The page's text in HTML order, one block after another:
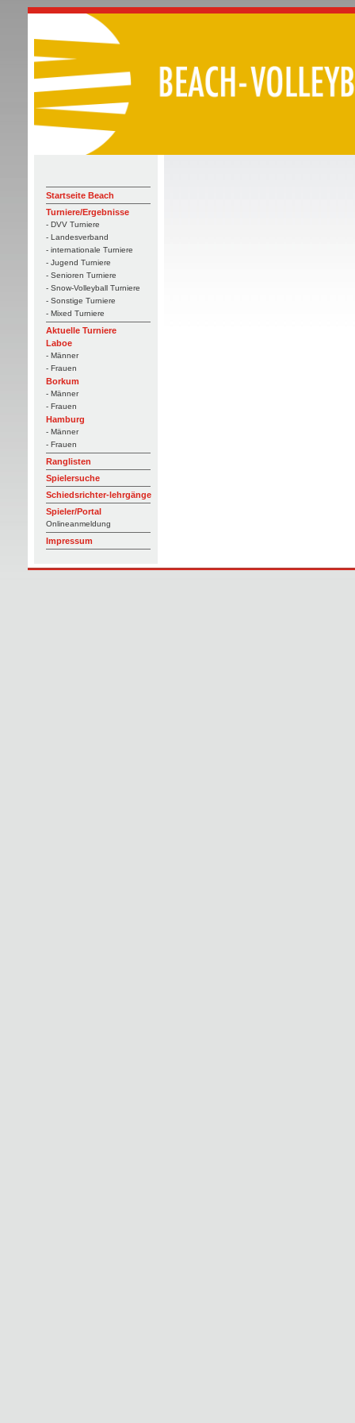
Startseite Beach
Turniere/Ergebnisse
- DVV Turniere
- Landesverband
- internationale Turniere
- Jugend Turniere
- Senioren Turniere
- Snow-Volleyball Turniere
- Sonstige Turniere
- Mixed Turniere
Aktuelle Turniere
Laboe
- Männer
- Frauen
Borkum
- Männer
- Frauen
Hamburg
- Männer
- Frauen
Ranglisten
Spielersuche
Schiedsrichter-lehrgänge
Spieler/Portal
Onlineanmeldung
Impressum